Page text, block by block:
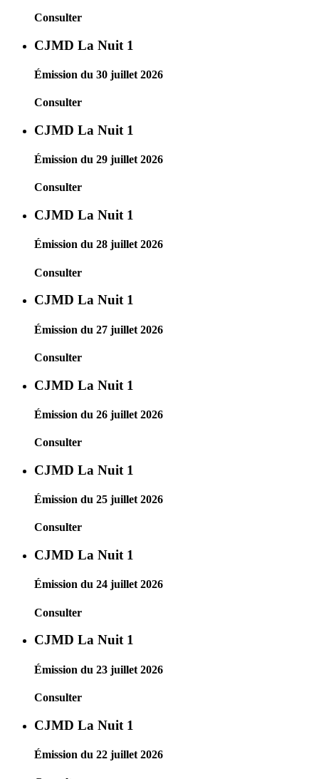
Consulter
CJMD La Nuit 1
Émission du 30 juillet 2026
Consulter
CJMD La Nuit 1
Émission du 29 juillet 2026
Consulter
CJMD La Nuit 1
Émission du 28 juillet 2026
Consulter
CJMD La Nuit 1
Émission du 27 juillet 2026
Consulter
CJMD La Nuit 1
Émission du 26 juillet 2026
Consulter
CJMD La Nuit 1
Émission du 25 juillet 2026
Consulter
CJMD La Nuit 1
Émission du 24 juillet 2026
Consulter
CJMD La Nuit 1
Émission du 23 juillet 2026
Consulter
CJMD La Nuit 1
Émission du 22 juillet 2026